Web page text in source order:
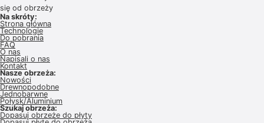
się od obrzeży
Na skróty:
Strona główna
Technologie
Do pobrania
FAQ
O nas
Napisali o nas
Kontakt
Nasze obrzeża:
Nowości
Drewnopodobne
Jednobarwne
Połysk/Aluminium
Szukaj obrzeża:
Dopasuj obrzeże do płyty